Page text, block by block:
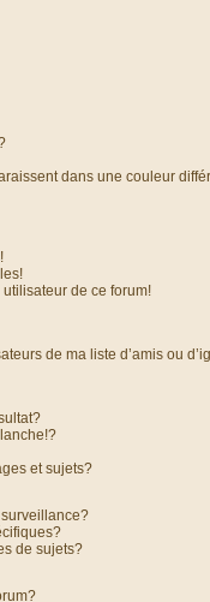
dans une couleur
utilisateur de ce forum!
de ma liste d’amis ou
et sujets?
de sujets?